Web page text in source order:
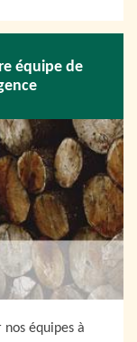
équipe de
équipes à